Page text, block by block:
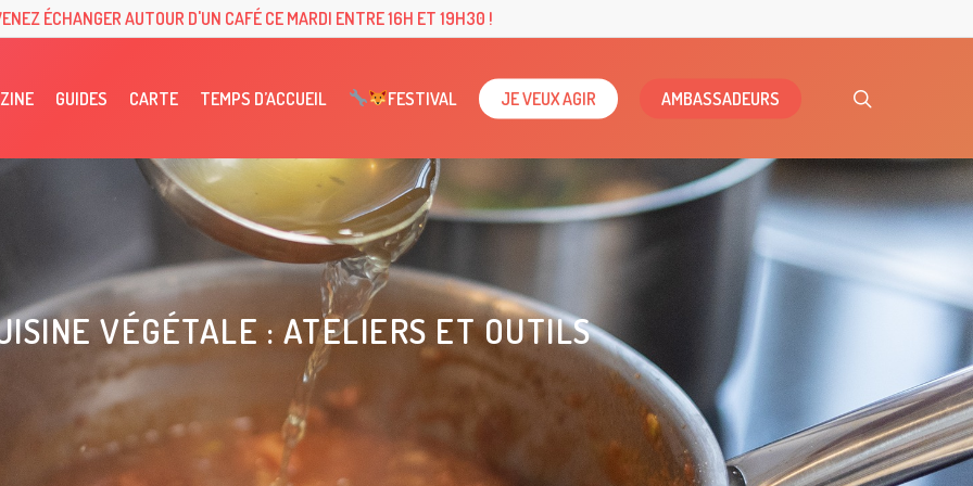
ÉCHANGER AUTOUR D'UN CAFÉ CE MARDI ENTRE 16H ET 19H30 !
GUIDES CARTE TEMPS D’ACCUEIL FESTIVAL JE VEUX AGIR AMBASSADEURS
VÉGÉTALE : ATELIERS ET OUTILS